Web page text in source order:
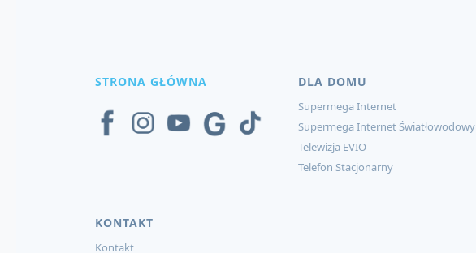
STRONA GŁÓWNA DLA DOMU
Supermega Internet
Supermega Internet Światłowodowy
Telewizja EVIO
Telefon Stacjonarny
KONTAKT
Kontakt